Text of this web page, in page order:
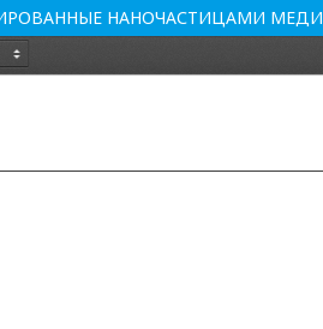
НАНОЧАСТИЦАМИ МЕДИ